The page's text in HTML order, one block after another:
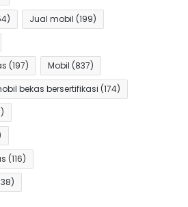
Jual mobil (199)
(197) Mobil (837)
bekas bersertifikasi (174)
(116)